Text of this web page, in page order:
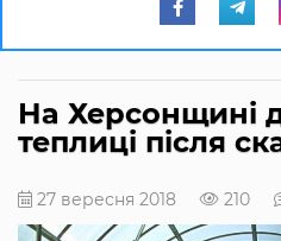
На Херсонщині
теплиці після
27 вересня 2018 210